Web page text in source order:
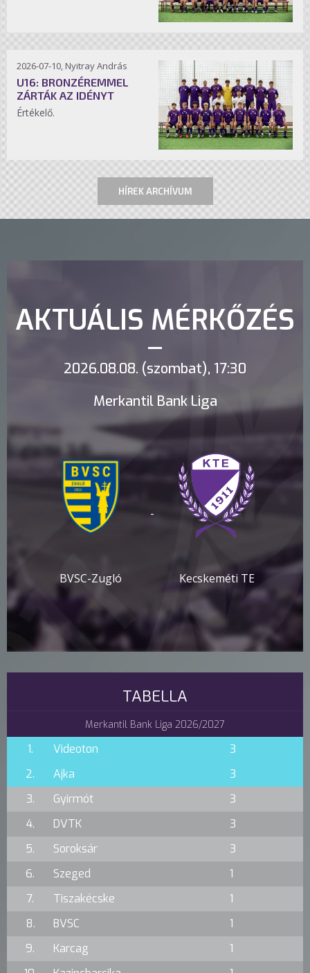
2026-07-10, Nyitray András
U16: BRONZÉREMMEL
ZÁRTÁK AZ IDÉNYT
Értékelő.
HÍREK ARCHÍVUM
AKTUÁLIS MÉRKŐZÉS
2026.08.08. (szombat), 17:30
Merkantil Bank Liga
BVSC-Zugló
-
Kecskeméti TE
TABELLA
Merkantil Bank Liga 2026/2027
1. Videoton
3
2.
Ajka
3
3.
Gyirmót
3
4.
DVTK
3
5.
Soroksár
3
6.
Szeged
1
7.
Tiszakécske
1
8.
BVSC
1
9.
Karcag
1